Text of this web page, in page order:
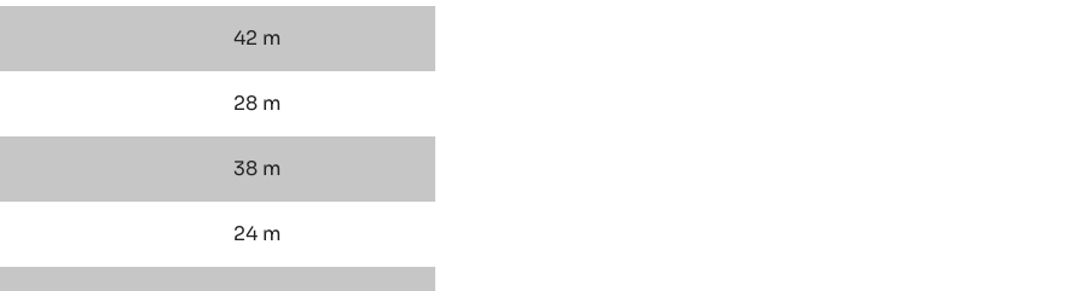
42 m
28 m
38 m
24 m